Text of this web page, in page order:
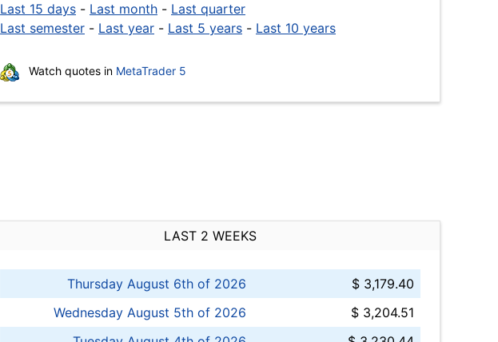
Last 15 days - Last month - Last quarter
Last semester - Last year - Last 5 years - Last 10 years
Watch quotes in MetaTrader 5
LAST 2 WEEKS
Thursday August 6th of 2026
$ 3,179.40
Wednesday August 5th of 2026
$ 3,204.51